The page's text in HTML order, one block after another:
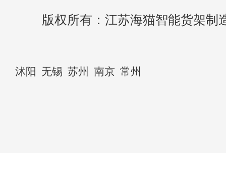
版权所有：江苏海猫智能货架制
沭阳 无锡 苏州 南京 常州